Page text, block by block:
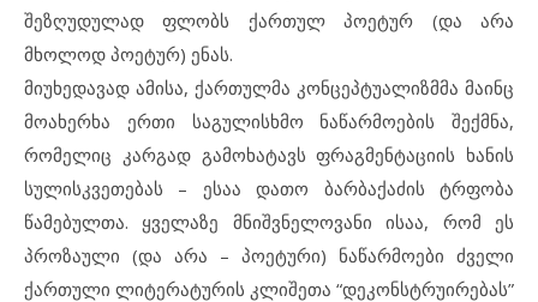
შეზღუდულად ფლობს ქართულ პოეტურ (და არა
მხოლოდ პოეტურ) ენას.
მიუხედავად ამისა, ქართულმა კონცეპტუალიზმმა მაინც
მოახერხა ერთი საგულისხმო ნაწარმოების შექმნა,
რომელიც კარგად გამოხატავს ფრაგმენტაციის ხანის
სულისკვეთებას – ესაა დათო ბარბაქაძის ტრფობა
წამებულთა. ყველაზე მნიშვნელოვანი ისაა, რომ ეს
პროზაული (და არა – პოეტური) ნაწარმოები ძველი
ქართული ლიტერატურის კლიშეთა “დეკონსტრუირებას”